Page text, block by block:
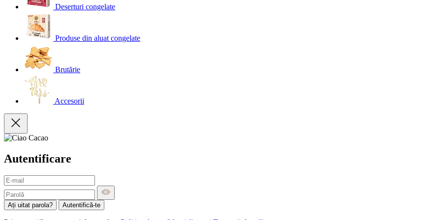
Deserturi congelate
Produse din aluat congelate
Brutărie
Accesorii
Autentificare
Ați uitat parola? Autentifică-te